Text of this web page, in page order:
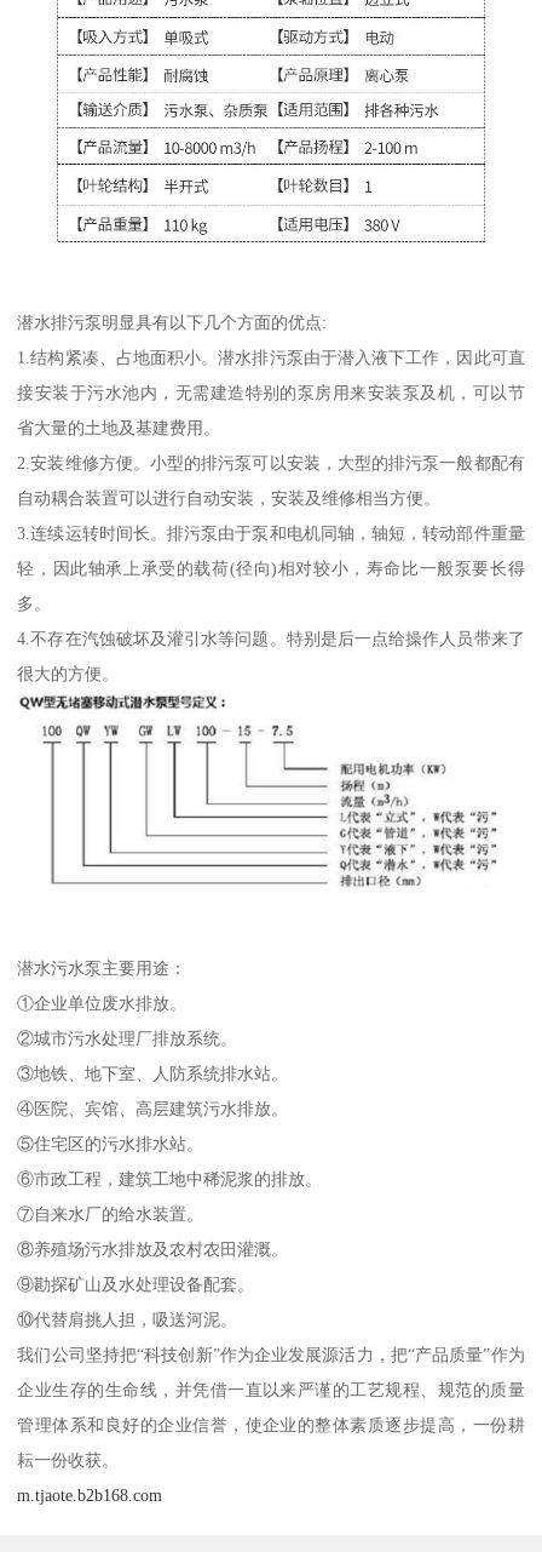
潜水排污泵明显具有以下几个方面的优点:
1.结构紧凑、占地面积小。潜水排污泵由于潜入液下工作，因此可直
接安装于污水池内，无需建造特别的泵房用来安装泵及机，可以节
省大量的土地及基建费用。
2.安装维修方便。小型的排污泵可以安装，大型的排污泵一般都配有
自动耦合装置可以进行自动安装，安装及维修相当方便。
3.连续运转时间长。排污泵由于泵和电机同轴，轴短，转动部件重量
轻，因此轴承上承受的载荷(径向)相对较小，寿命比一般泵要长得
多。
4.不存在汽蚀破坏及灌引水等问题。特别是后一点给操作人员带来了
很大的方便。
潜水污水泵主要用途：
①企业单位废水排放。
②城市污水处理厂排放系统。
③地铁、地下室、人防系统排水站。
④医院、宾馆、高层建筑污水排放。
⑤住宅区的污水排水站。
⑥市政工程，建筑工地中稀泥浆的排放。
⑦自来水厂的给水装置。
⑧养殖场污水排放及农村农田灌溉。
⑨勘探矿山及水处理设备配套。
⑩代替肩挑人担，吸送河泥。
我们公司坚持把“科技创新”作为企业发展源活力，把“产品质量”作为
企业生存的生命线，并凭借一直以来严谨的工艺规程、规范的质量
管理体系和良好的企业信誉，使企业的整体素质逐步提高，一份耕
耘一份收获。
m.tjaote.b2b168.com